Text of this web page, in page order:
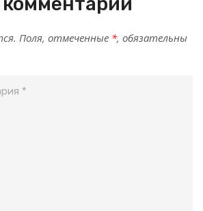
Поля, отмеченные *, обязательны